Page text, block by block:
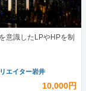
意識したLPやHPを制
エイター岩井
10,000円